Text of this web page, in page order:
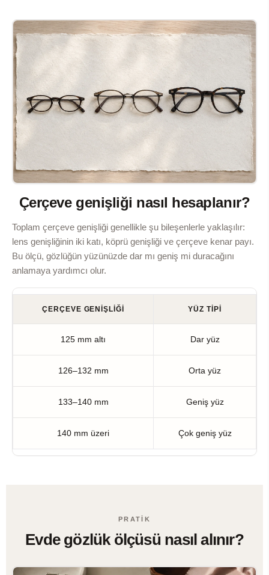
Çerçeve genişliği nasıl hesaplanır?
Toplam çerçeve genişliği genellikle şu bileşenlerle yaklaşılır:
lens genişliğinin iki katı, köprü genişliği ve çerçeve kenar payı.
Bu ölçü, gözlüğün yüzünüzde dar mı geniş mi duracağını
anlamaya yardımcı olur.
ÇERÇEVE GENIŞLIĞI YÜZ TIPI
125 mm altı Dar yüz
126–132 mm Orta yüz
133–140 mm Geniş yüz
140 mm üzeri Çok geniş yüz
PRATIK
Evde gözlük ölçüsü nasıl alınır?